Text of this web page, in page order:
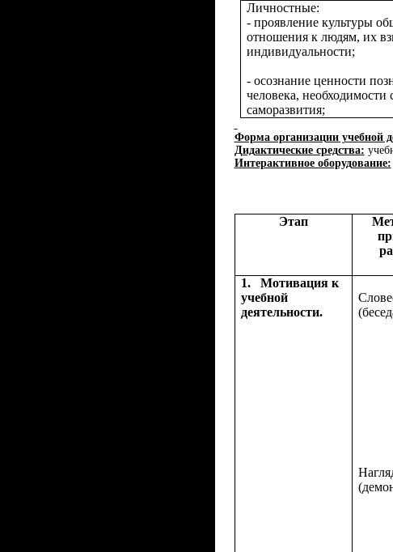
Личностные:
- проявление культуры
отношения к людям, их
индивидуальности;
- осознание ценности
человека, необходимости
саморазвития;
Форма организации учебной
Дидактические средства:
Интерактивное оборудование:
Этап
1.
Мотивация к
учебной
деятельности.